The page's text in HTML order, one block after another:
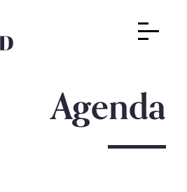
Agenda